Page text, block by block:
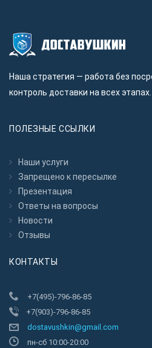
Наша стратегия — работа без
контроль доставки на всех этапах.
ПОЛЕЗНЫЕ ССЫЛКИ
Наши услуги
Запрещено к пересылкe
Презентация
Ответы на вопросы
Новости
Отзывы
КОНТАКТЫ
+7(495)-796-86-85
+7(903)-796-86-85
dostavushkin@gmail.com
пн-сб 10:00-20:00